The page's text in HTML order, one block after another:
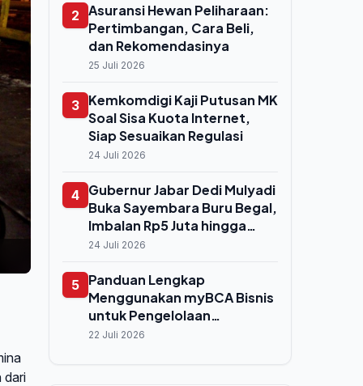
dari
Digelar
2
Asuransi Hewan Peliharaan:
Pertimbangan, Cara Beli,
dan Rekomendasinya
25 Juli 2026
3 Kemkomdigi Kaji Putusan MK
Soal Sisa Kuota Internet,
Siap Sesuaikan Regulasi
24 Juli 2026
4 Gubernur Jabar Dedi Mulyadi
Buka Sayembara Buru Begal,
Imbalan Rp5 Juta hingga
Rp50 Juta bagi Warga yang
24 Juli 2026
5 Panduan Lengkap
Menggunakan myBCA Bisnis
untuk Pengelolaan
Keuangan Usaha
22 Juli 2026